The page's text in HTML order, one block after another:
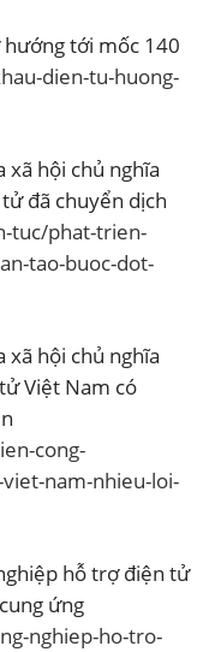
tới mốc 140
dien-tu-huong-
xã hội chủ nghĩa
đã chuyển dịch
tuc/phat-trien-
tao-buoc-dot-
xã hội chủ nghĩa
Việt Nam có
cong-
nam-nhieu-loi-
hỗ trợ điện tử
ứng
nghiep-ho-tro-